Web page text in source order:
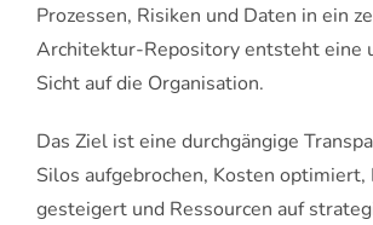
Prozessen, Risiken und Daten in ein
Architektur-Repository entsteht eine
Sicht auf die Organisation.
Das Ziel ist eine durchgängige
Silos aufgebrochen, Kosten optimiert,
gesteigert und Ressourcen auf